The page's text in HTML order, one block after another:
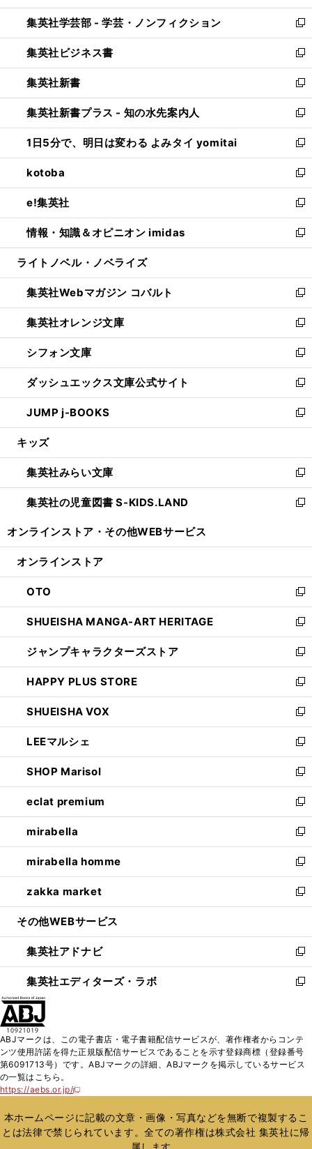
開
く
ウ
で
開
く
ン
ド
ウ
で
開
く
ウ
ィ
ン
ド
ウ
で
開
く
集英社学芸部 - 学芸・ノンフィクション
新
し
い
ウ
ィ
ン
ド
ウ
で
開
く
集英社ビジネス書
新
し
い
ウ
ィ
ン
ド
ウ
で
開
く
集英社新書
新
し
い
ウ
ィ
ン
ド
ウ
で
開
く
集英社新書プラス - 知の水先案内人
新
し
い
ウ
ィ
ン
ド
ウ
で
開
1日5分で、明日は変わる よみタイ yomitai
新
し
い
ウ
ィ
ン
ド
ウ
開
く
kotoba
新
し
い
ウ
ィ
ン
ウ
で
開
く
e!集英社
新
し
い
ウ
ン
ド
ウ
で
開
く
情報・知識＆オピニオン imidas
新
し
ウ
ィ
ン
ド
ウ
で
開
く
ライトノベル・ノベライズ
集英社Webマガジン コバルト
新
し
い
ウ
ィ
ン
ド
ウ
で
開
集英社オレンジ文庫
新
し
い
ウ
ィ
ン
ド
ウ
開
く
シフォン文庫
新
し
い
ウ
ィ
ン
ウ
で
開
く
ダッシュエックス文庫公式サイト
新
し
い
ウ
ン
ド
ウ
で
JUMP j-BOOKS
新
し
ウ
ィ
ン
ド
開
キッズ
集英社みらい文庫
新
し
い
ン
ウ
で
開
く
集英社の児童図書 S-KIDS.LAND
新
ウ
ン
ド
ウ
で
開
く
オンラインストア・ その他WEBサービス
オンラインストア
OTO
新
し
い
ウ
ィ
ン
ド
ウ
で
開
く
SHUEISHA MANGA-ART HERITAGE
新
し
い
ウ
ィ
ン
ド
ウ
で
開
く
ジャンプキャラクターズストア
新
し
い
ウ
ィ
ン
ド
ウ
で
開
く
HAPPY PLUS STORE
新
し
い
ウ
ィ
ン
ド
ウ
で
開
く
SHUEISHA VOX
新
し
い
ウ
ィ
ン
ド
ウ
で
開
く
LEEマルシェ
新
し
い
ウ
ィ
ン
ド
ウ
で
開
く
SHOP Marisol
新
し
い
ウ
ィ
ン
ド
ウ
で
開
eclat premium
新
し
い
ウ
ィ
ン
ド
ウ
開
く
mirabella
新
し
い
ウ
ィ
ン
ウ
で
開
く
mirabella homme
新
し
い
ウ
ン
ド
ウ
で
zakka market
新
し
ウ
ィ
ン
ド
く
その他WEBサービス
集英社アドナビ
新
し
い
ド
ウ
で
集英社エディターズ・ラボ
新
ィ
ン
ド
開
く
ABJマークは、この電子書店・電子書籍配信サービスが、著作権者からコンテ
ンツ使用許諾を得た正規版配信サービスであることを示す登録商標（登録番号
第6091713号）です。ABJマークの詳細、ABJマークを掲示しているサービス
の一覧はこちら。
https://aebs.or.jp/
新
い
ウ
ィ
本ホームページに記載の文章・画像・写真などを無断で複製するこ
とは法律で禁じられています。全ての著作権は株式会社 集英社に帰